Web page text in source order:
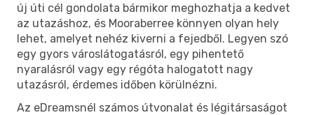
új úti cél gondolata bármikor meghozhatja a kedvet
az utazáshoz, és Mooraberree könnyen olyan hely
lehet, amelyet nehéz kiverni a fejedből. Legyen szó
egy gyors városlátogatásról, egy pihentető
nyaralásról vagy egy régóta halogatott nagy
utazásról, érdemes időben körülnézni.
Az eDreamsnél számos útvonalat és légitársaságot